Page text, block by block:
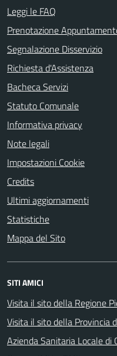
Leggi le FAQ
Prenotazione
Segnalazione Disservizio
Richiesta d'Assistenza
Bacheca Servizi
Statuto Comunale
Informativa privacy
Note legali
Impostazioni Cookie
Credits
Ultimi aggiornamenti
Statistiche
Mappa del Sito
SITI AMICI
Visita il sito della Regione
Visita il sito della Provincia
Azienda Sanitaria Locale di